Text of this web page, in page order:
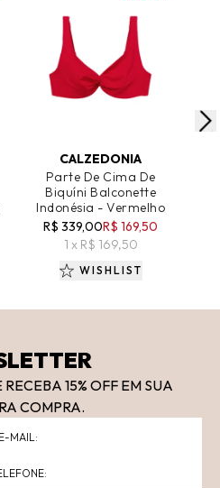
CALZEDONIA
Parte De Cima De
Biquíni Balconette
Indonésia - Vermelho
R$ 339,00R$ 169,50
1 x R$ 169,50
WISHLIST
15% OFF EM SUA
COMPRA.